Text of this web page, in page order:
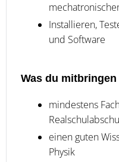
Installieren,
und Software
Was du
mindestens
einen guten
Physik